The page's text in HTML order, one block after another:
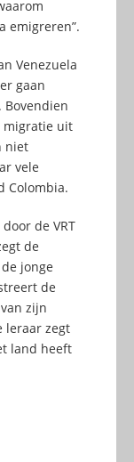
emigreren”.
Venezuela
gaan
Bovendien
migratie uit
niet
vele
Colombia.
de VRT
de
jonge
de
zijn
leraar zegt
land heeft